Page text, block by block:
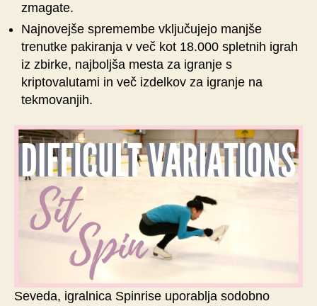
zmagate.
Najnovejše spremembe vključujejo manjše
trenutke pakiranja v več kot 18.000 spletnih igrah
iz zbirke, najboljša mesta za igranje s
kriptovalutami in več izdelkov za igranje na
tekmovanjih.
Seveda, igralnica Spinrise uporablja sodobno